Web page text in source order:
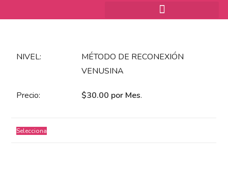
MÉTODO DE RECONEXIÓN
VENUSINA
$30.00 por Mes.
Selecciona